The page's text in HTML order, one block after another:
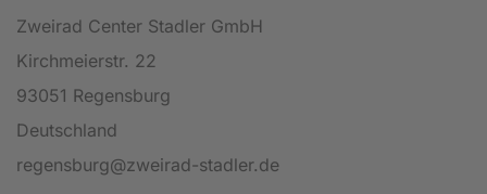
Zweirad Center Stadler GmbH
Kirchmeierstr. 22
93051 Regensburg
Deutschland
regensburg@zweirad-stadler.de